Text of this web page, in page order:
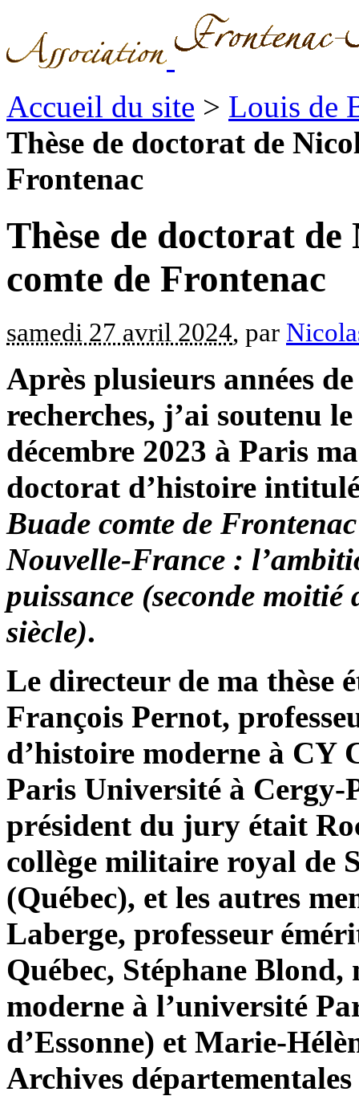
Accueil du site > Louis de
Thèse de doctorat de
Frontenac
Thèse de doctorat
comte de Frontenac
samedi 27 avril 2024, par
Après plusieurs années de
recherches, j’ai soutenu
décembre 2023 à Paris
doctorat d’histoire
Buade comte de
Nouvelle-France :
puissance (seconde
siècle).
Le directeur de ma thèse
François Pernot,
d’histoire moderne à CY
Paris Université à Cergy-
président du jury était
collège militaire royal de
(Québec), et les autres
Laberge, professeur
Québec, Stéphane
moderne à l’université
d’Essonne) et Marie-
Archives départementales